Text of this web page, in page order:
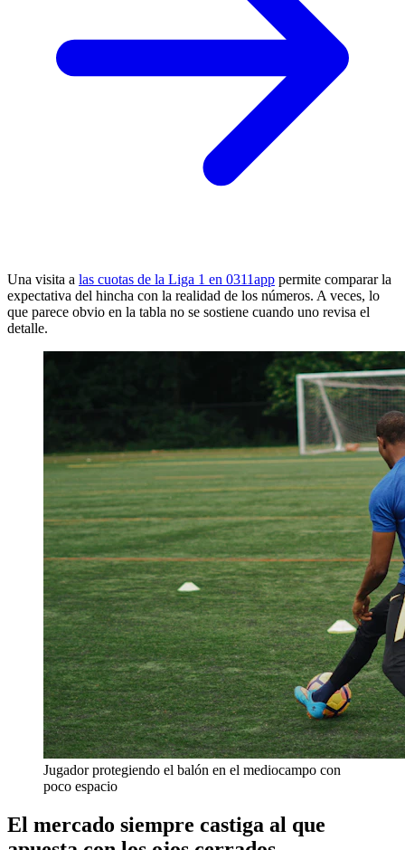
Una visita a las cuotas de la Liga 1 en 0311app permite comparar la
expectativa del hincha con la realidad de los números. A veces, lo
que parece obvio en la tabla no se sostiene cuando uno revisa el
detalle.
Jugador protegiendo el balón en el mediocampo con
poco espacio
El mercado siempre castiga al que